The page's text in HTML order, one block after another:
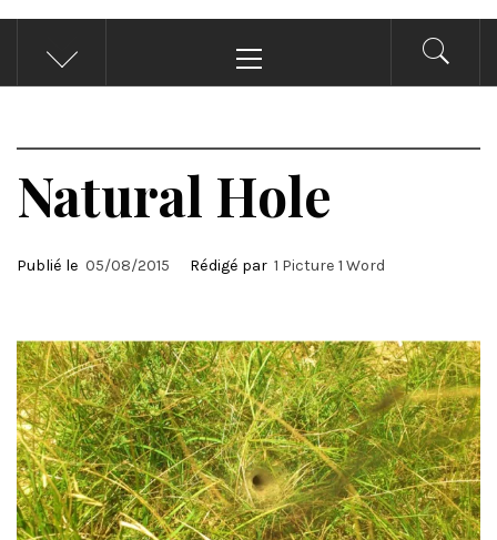
principal
Natural Hole
Publié le 05/08/2015 Rédigé par 1 Picture 1 Word